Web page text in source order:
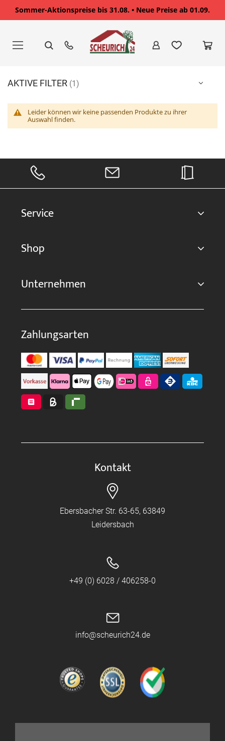
Sommer-Aktionspreise bis 31.08. • Neue Preise ab 01.09.
springen
Leider können wir keine passenden Produkte zu ihrer
Auswahl finden.
AKTIVE FILTER
Service
Shop
Unternehmen
Zahlungsarten
Kontakt
Ebersbacher Str. 63-65, 63849
Leidersbach
+49 (0) 6028 / 406258-0
info@scheurich24.de